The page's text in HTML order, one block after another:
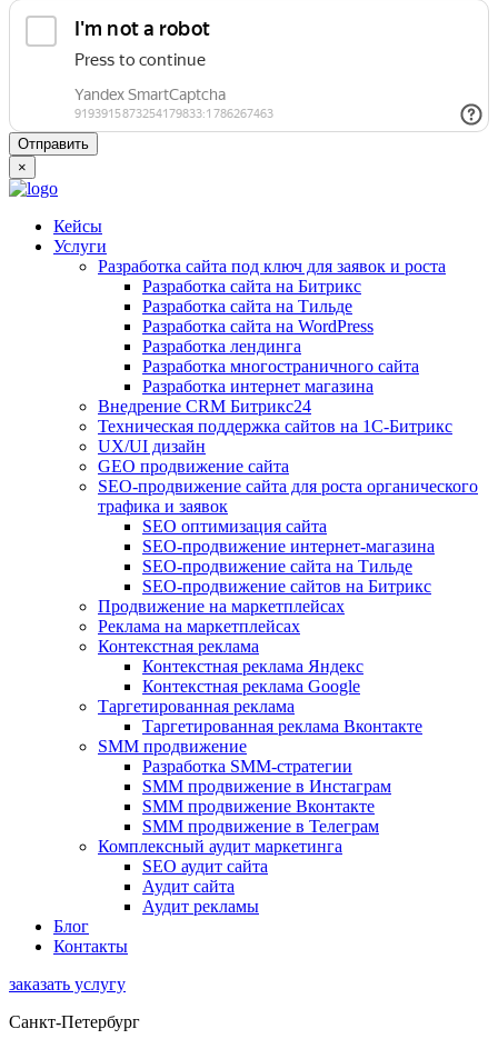
×
Кейсы
Услуги
Разработка сайта под ключ для заявок и роста
Разработка сайта на Битрикс
Разработка сайта на Тильде
Разработка сайта на WordPress
Разработка лендинга
Разработка многостраничного сайта
Разработка интернет магазина
Внедрение CRM Битрикс24
Техническая поддержка сайтов на 1С-Битрикс
UX/UI дизайн
GEO продвижение сайта
SEO-продвижение сайта для роста органического
трафика и заявок
SEO оптимизация сайта
SEO-продвижение интернет-магазина
SEO-продвижение сайта на Тильде
SEO-продвижение сайтов на Битрикс
Продвижение на маркетплейсах
Реклама на маркетплейсах
Контекстная реклама
Контекстная реклама Яндекс
Контекстная реклама Google
Таргетированная реклама
Таргетированная реклама Вконтакте
SMM продвижение
Разработка SMM-стратегии
SMM продвижение в Инстаграм
SMM продвижение Вконтакте
SMM продвижение в Телеграм
Комплексный аудит маркетинга
SEO аудит сайта
Аудит сайта
Аудит рекламы
Блог
Контакты
заказать услугу
Санкт-Петербург